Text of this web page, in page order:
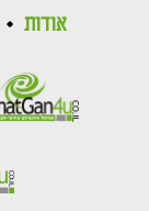
אודות